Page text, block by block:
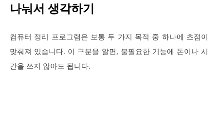
나눠서 생각하기
컴퓨터 정리 프로그램은 보통 두 가지 목적 중 하나에 초점이
맞춰져 있습니다. 이 구분을 알면, 불필요한 기능에 돈이나 시
간을 쓰지 않아도 됩니다.